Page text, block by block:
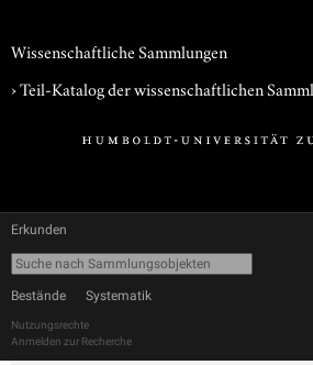
Wissenschaftliche Sammlungen
› Teil-Katalog der wissenschaftlichen
Erkunden
Bestände Systematik
Nutzungsrechte
Anmelden zur Recherche